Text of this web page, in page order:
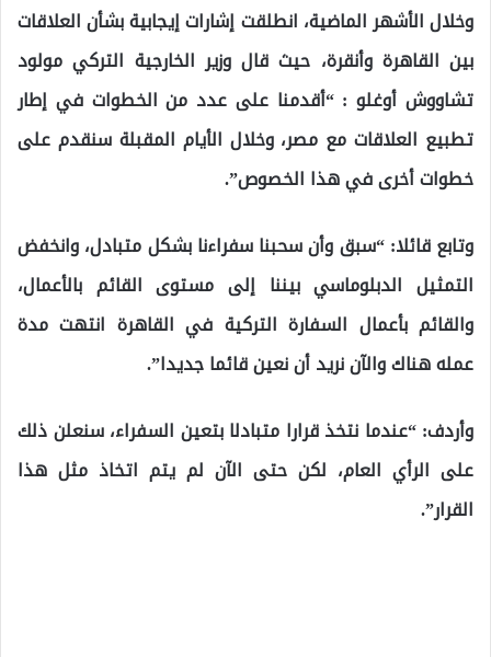
وخلال الأشهر الماضية، انطلقت إشارات إيجابية بشأن العلاقات
بين القاهرة وأنقرة، حيث قال وزير الخارجية التركي مولود
تشاووش أوغلو : “أقدمنا على عدد من الخطوات في إطار
تطبيع العلاقات مع مصر، وخلال الأيام المقبلة سنقدم على
خطوات أخرى في هذا الخصوص”.
وتابع قائلا: “سبق وأن سحبنا سفراءنا بشكل متبادل، وانخفض
التمثيل الدبلوماسي بيننا إلى مستوى القائم بالأعمال،
والقائم بأعمال السفارة التركية في القاهرة انتهت مدة
عمله هناك والآن نريد أن نعين قائما جديدا”.
وأردف: “عندما نتخذ قرارا متبادلا بتعين السفراء، سنعلن ذلك
على الرأي العام، لكن حتى الآن لم يتم اتخاذ مثل هذا
القرار”.